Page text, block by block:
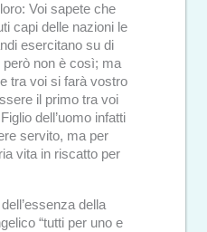
Voi sapete che
capi delle nazioni le
esercitano su di
non è così; ma
tra voi si farà vostro
il primo tra voi
dell’uomo infatti
servito, ma per
vita in riscatto per
della
“tutti per uno e